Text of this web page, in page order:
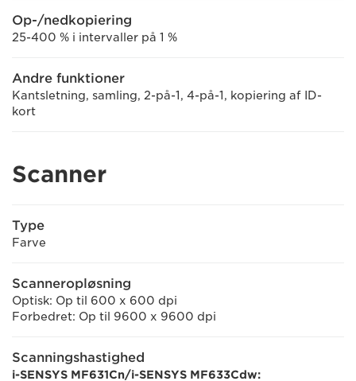
Op-/nedkopiering
25-400 % i intervaller på 1 %
Andre funktioner
Kantsletning, samling, 2-på-1, 4-på-1, kopiering af ID-
kort
Scanner
Type
Farve
Scanneropløsning
Optisk: Op til 600 x 600 dpi
Forbedret: Op til 9600 x 9600 dpi
Scanningshastighed
i-SENSYS MF631Cn/i-SENSYS MF633Cdw: